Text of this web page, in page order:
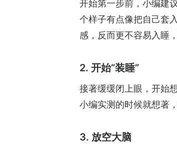
开始第一步前，小编建
个样子有点像把自己套
感，反而更不容易入睡
2. 开始“装睡”
接著缓缓闭上眼，开始
小编实测的时候就想著
3. 放空大脑